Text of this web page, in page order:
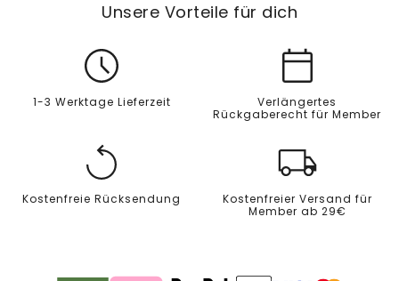
Unsere Vorteile für dich
1-3 Werktage Lieferzeit
Verlängertes
Rückgaberecht für Member
Kostenfreie Rücksendung
Kostenfreier Versand für
Member ab 29€